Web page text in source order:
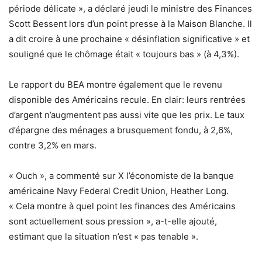
période délicate », a déclaré jeudi le ministre des Finances
Scott Bessent lors d’un point presse à la Maison Blanche. Il
a dit croire à une prochaine « désinflation significative » et
souligné que le chômage était « toujours bas » (à 4,3%).
Le rapport du BEA montre également que le revenu
disponible des Américains recule. En clair: leurs rentrées
d’argent n’augmentent pas aussi vite que les prix. Le taux
d’épargne des ménages a brusquement fondu, à 2,6%,
contre 3,2% en mars.
« Ouch », a commenté sur X l’économiste de la banque
américaine Navy Federal Credit Union, Heather Long.
« Cela montre à quel point les finances des Américains
sont actuellement sous pression », a-t-elle ajouté,
estimant que la situation n’est « pas tenable ».